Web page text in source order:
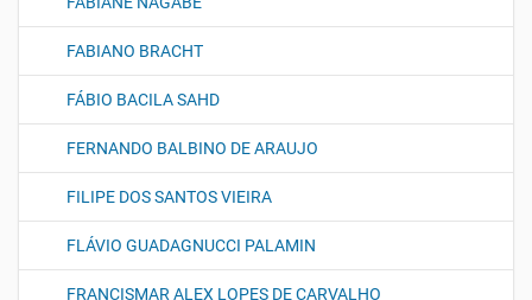
FABIANO BRACHT
FÁBIO BACILA SAHD
FERNANDO BALBINO DE ARAUJO
FILIPE DOS SANTOS VIEIRA
FLÁVIO GUADAGNUCCI PALAMIN
FRANCISMAR ALEX LOPES DE CARVALHO